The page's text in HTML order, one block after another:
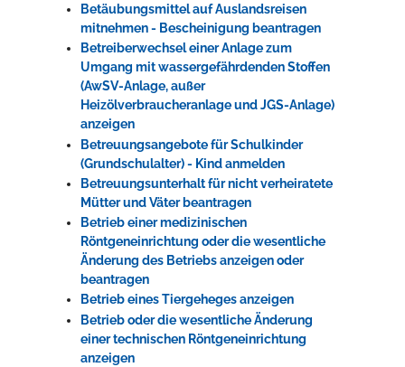
Betäubungsmittel auf Auslandsreisen
mitnehmen - Bescheinigung beantragen
Betreiberwechsel einer Anlage zum
Umgang mit wassergefährdenden Stoffen
(AwSV-Anlage, außer
Heizölverbraucheranlage und JGS-Anlage)
anzeigen
Betreuungsangebote für Schulkinder
(Grundschulalter) - Kind anmelden
Betreuungsunterhalt für nicht verheiratete
Mütter und Väter beantragen
Betrieb einer medizinischen
Röntgeneinrichtung oder die wesentliche
Änderung des Betriebs anzeigen oder
beantragen
Betrieb eines Tiergeheges anzeigen
Betrieb oder die wesentliche Änderung
einer technischen Röntgeneinrichtung
anzeigen